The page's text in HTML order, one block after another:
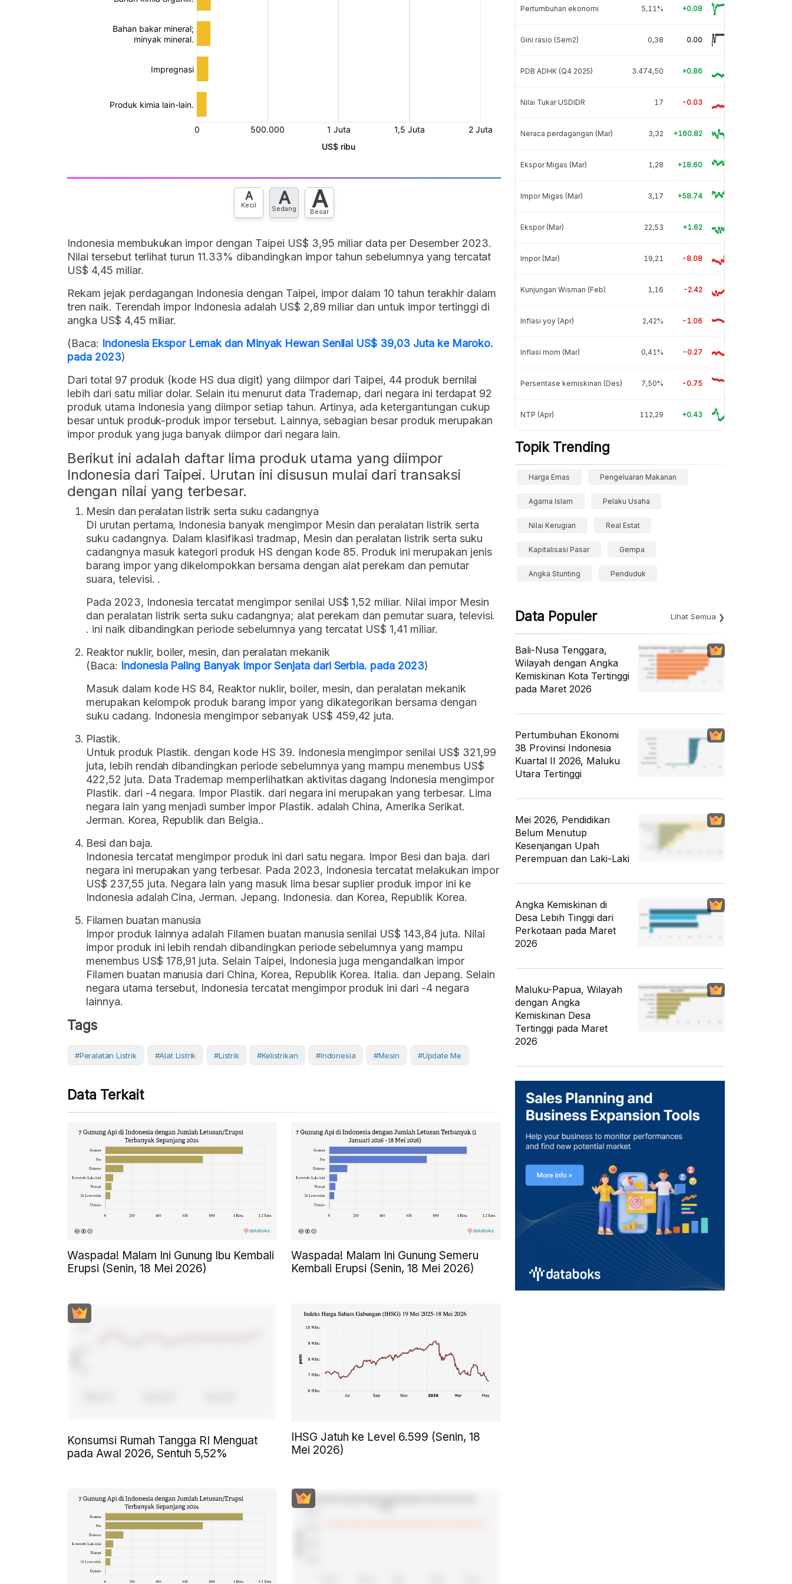
A
Kecil A
Sedang A
Besar
Indonesia membukukan impor dengan Taipei US$ 3,95 miliar data per Desember 2023.
Nilai tersebut terlihat turun 11.33% dibandingkan impor tahun sebelumnya yang tercatat
US$ 4,45 miliar.
Rekam jejak perdagangan Indonesia dengan Taipei, impor dalam 10 tahun terakhir dalam
tren naik. Terendah impor Indonesia adalah US$ 2,89 miliar dan untuk impor tertinggi di
angka US$ 4,45 miliar.
(Baca: Indonesia Ekspor Lemak dan Minyak Hewan Senilai US$ 39,03 Juta ke Maroko.
pada 2023)
Dari total 97 produk (kode HS dua digit) yang diimpor dari Taipei, 44 produk bernilai
lebih dari satu miliar dolar. Selain itu menurut data Trademap, dari negara ini terdapat 92
produk utama Indonesia yang diimpor setiap tahun. Artinya, ada ketergantungan cukup
besar untuk produk-produk impor tersebut. Lainnya, sebagian besar produk merupakan
impor produk yang juga banyak diimpor dari negara lain.
Berikut ini adalah daftar lima produk utama yang diimpor
Indonesia dari Taipei. Urutan ini disusun mulai dari transaksi
dengan nilai yang terbesar.
Mesin dan peralatan listrik serta suku cadangnya
Di urutan pertama, Indonesia banyak mengimpor Mesin dan peralatan listrik serta
suku cadangnya. Dalam klasifikasi tradmap, Mesin dan peralatan listrik serta suku
cadangnya masuk kategori produk HS dengan kode 85. Produk ini merupakan jenis
barang impor yang dikelompokkan bersama dengan alat perekam dan pemutar
suara, televisi. .
Pada 2023, Indonesia tercatat mengimpor senilai US$ 1,52 miliar. Nilai impor Mesin
dan peralatan listrik serta suku cadangnya; alat perekam dan pemutar suara, televisi.
. ini naik dibandingkan periode sebelumnya yang tercatat US$ 1,41 miliar.
Reaktor nuklir, boiler, mesin, dan peralatan mekanik
(Baca: Indonesia Paling Banyak Impor Senjata dari Serbia. pada 2023)
Masuk dalam kode HS 84, Reaktor nuklir, boiler, mesin, dan peralatan mekanik
merupakan kelompok produk barang impor yang dikategorikan bersama dengan
suku cadang. Indonesia mengimpor sebanyak US$ 459,42 juta.
Plastik.
Untuk produk Plastik. dengan kode HS 39. Indonesia mengimpor senilai US$ 321,99
juta, lebih rendah dibandingkan periode sebelumnya yang mampu menembus US$
422,52 juta. Data Trademap memperlihatkan aktivitas dagang Indonesia mengimpor
Plastik. dari -4 negara. Impor Plastik. dari negara ini merupakan yang terbesar. Lima
negara lain yang menjadi sumber impor Plastik. adalah China, Amerika Serikat.
Jerman. Korea, Republik dan Belgia..
Besi dan baja.
Indonesia tercatat mengimpor produk ini dari satu negara. Impor Besi dan baja. dari
negara ini merupakan yang terbesar. Pada 2023, Indonesia tercatat melakukan impor
US$ 237,55 juta. Negara lain yang masuk lima besar suplier produk impor ini ke
Indonesia adalah Cina, Jerman. Jepang. Indonesia. dan Korea, Republik Korea.
Filamen buatan manusia
Impor produk lainnya adalah Filamen buatan manusia senilai US$ 143,84 juta. Nilai
impor produk ini lebih rendah dibandingkan periode sebelumnya yang mampu
menembus US$ 178,91 juta. Selain Taipei, Indonesia juga mengandalkan impor
Filamen buatan manusia dari China, Korea, Republik Korea. Italia. dan Jepang. Selain
negara utama tersebut, Indonesia tercatat mengimpor produk ini dari -4 negara
lainnya.
Tags
#Peralatan Listrik #alat Listrik #Listrik #Kelistrikan #Indonesia #Mesin #Update Me
Data Terkait
Waspada! Malam Ini Gunung Ibu Kembali
Erupsi (Senin, 18 Mei 2026)
Waspada! Malam Ini Gunung Semeru
Kembali Erupsi (Senin, 18 Mei 2026)
Konsumsi Rumah Tangga RI Menguat
pada Awal 2026, Sentuh 5,52%
IHSG Jatuh ke Level 6.599 (Senin, 18
Mei 2026)
Pertumbuhan ekonomi 5,11% +0.08
Gini rasio (Sem2) 0,38 0.00
PDB ADHK (Q4 2025) 3.474,50 +0.86
Nilai Tukar USDIDR 17 -0.03
Neraca perdagangan (Mar) 3,32 +160.82
Ekspor Migas (Mar) 1,28 +18.60
Impor Migas (Mar) 3,17 +58.74
Ekspor (Mar) 22,53 +1.62
Impor (Mar) 19,21 -8.08
Kunjungan Wisman (Feb) 1,16 -2.42
Inflasi yoy (Apr) 2,42% -1.06
Inflasi mom (Mar) 0,41% -0.27
Persentase kemiskinan (Des) 7,50% -0.75
NTP (Apr) 112,29 +0.43
Topik Trending
Harga Emas Pengeluaran Makanan
Agama Islam Pelaku Usaha
Nilai Kerugian Real Estat
Kapitalisasi Pasar Gempa
Angka Stunting Penduduk
Data Populer Lihat Semua
Bali-Nusa Tenggara,
Wilayah dengan Angka
Kemiskinan Kota Tertinggi
pada Maret 2026
Pertumbuhan Ekonomi
38 Provinsi Indonesia
Kuartal II 2026, Maluku
Utara Tertinggi
Mei 2026, Pendidikan
Belum Menutup
Kesenjangan Upah
Perempuan dan Laki-Laki
Angka Kemiskinan di
Desa Lebih Tinggi dari
Perkotaan pada Maret
2026
Maluku-Papua, Wilayah
dengan Angka
Kemiskinan Desa
Tertinggi pada Maret
2026